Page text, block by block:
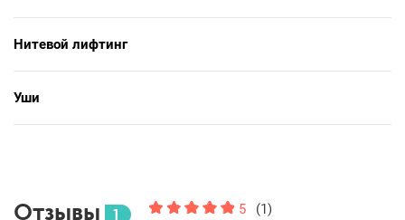
Нитевой лифтинг
Уши
Отзывы 1 5 (1)